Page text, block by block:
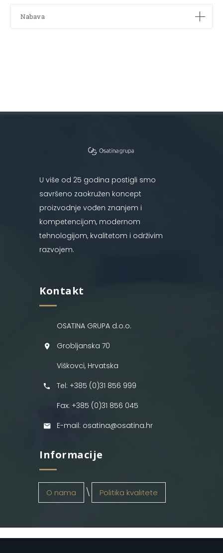
Nabava
U više od 25 godina postigli smo
savršeno zaokružen koncept
proizvodnje vođen znanjem i
kompetencijom, modernom
tehnologijom, kvalitetom i održivim
razvojem.
Kontakt
OSATINA GRUPA d.o.o.
Grobljanska 70
Viškovci, Hrvatska
Tel: +385 (0)31 856 999
Fax: +385 (0)31 856 045
E-mail: osatina@osatina.hr
Informacije
O nama Politika kvalitete